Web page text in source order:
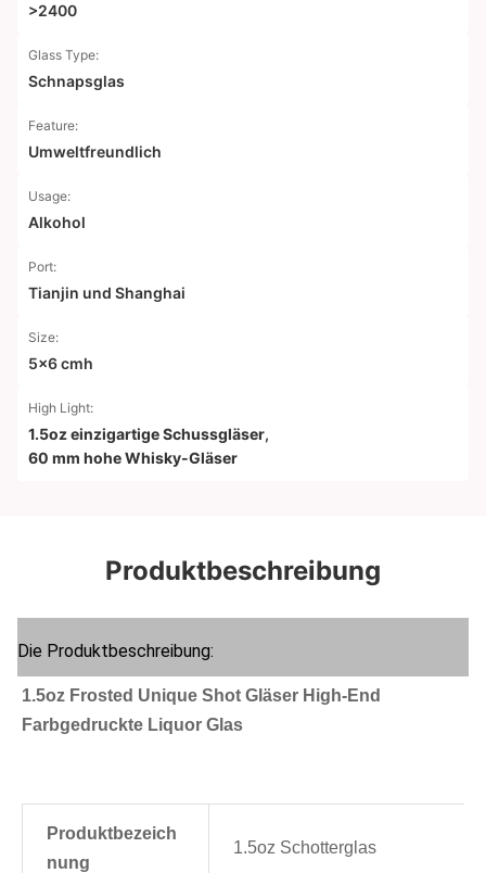
>2400
Glass Type:
Schnapsglas
Feature:
Umweltfreundlich
Usage:
Alkohol
Port:
Tianjin und Shanghai
Size:
5x6 cmh
High Light:
1.5oz einzigartige Schussgläser,
60 mm hohe Whisky-Gläser
Produktbeschreibung
Die Produktbeschreibung:
1.5oz Frosted Unique Shot Gläser High-End
Farbgedruckte Liquor Glas
Produktbezeich
nung
1.5oz Schotterglas